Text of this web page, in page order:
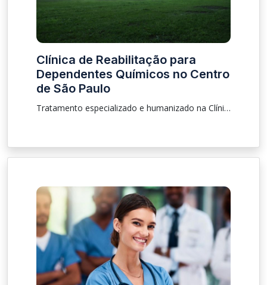
Clínica de Reabilitação para
Dependentes Químicos no Centro
de São Paulo
Tratamento especializado e humanizado na Clínica de Reabilitação para Dependentes Químicos no Centro de São Paulo. Apoio integral para superar a dependência e transformar vidas.